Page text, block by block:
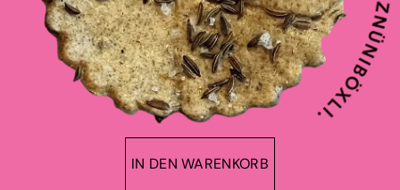
IN DEN WARENKORB